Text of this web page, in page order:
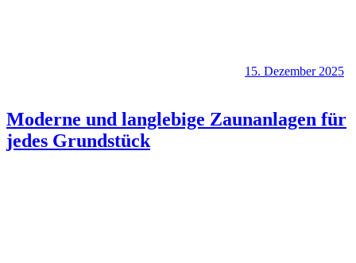
15. Dezember 2025
Moderne und langlebige Zaunanlagen für
jedes Grundstück